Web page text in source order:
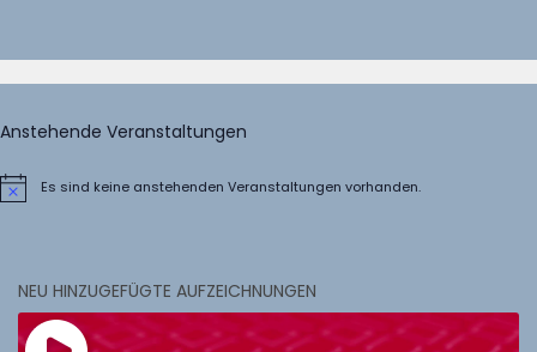
Anstehende Veranstaltungen
HinweisEs sind keine anstehenden Veranstaltungen vorhanden.
NEU HINZUGEFÜGTE AUFZEICHNUNGEN